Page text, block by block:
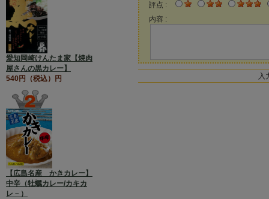
愛知岡崎けんたま家【焼肉
屋さんの黒カレー】
540円（税込）円
【広島名産 かきカレー】
中辛（牡蠣カレー/カキカ
レ－）
評点 :
内容 :
入